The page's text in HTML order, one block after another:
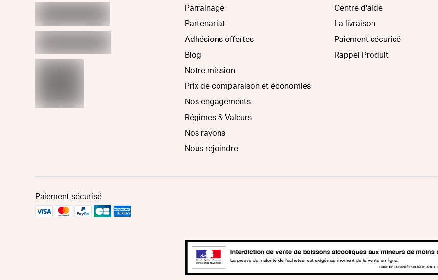
Parrainage
Partenariat
Adhésions offertes
Blog
Notre mission
Prix de comparaison et économies
Nos engagements
Régimes & Valeurs
Nos rayons
Nous rejoindre
Centre d'aide
La livraison
Paiement sécurisé
Rappel Produit
Paiement sécurisé